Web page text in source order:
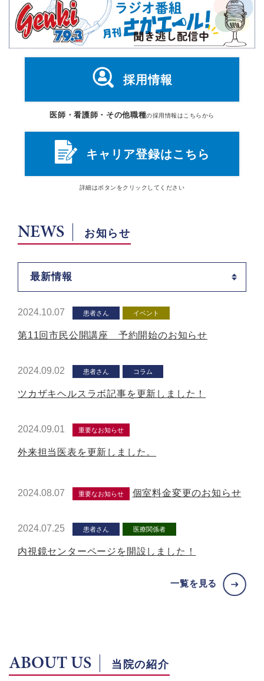
採用情報
医師・看護師・その他職種の採用情報はこちらから
キャリア登録はこちら
詳細はボタン をクリックしてください
NEWS お知らせ
最新情報
2024.10.07 患者さん イベント
第11回市民公開講座 予約開始のお知らせ
2024.09.02 患者さん コラム
ツカザキヘルスラボ記事を更新しました！
2024.09.01 重要なお知らせ
外来担当医表を更新しました。
2024.08.07 重要なお知らせ 個室料金変更のお知らせ
2024.07.25 患者さん 医療関係者
内視鏡センターページを開設しました！
一覧を見る
ABOUT US 当院の紹介